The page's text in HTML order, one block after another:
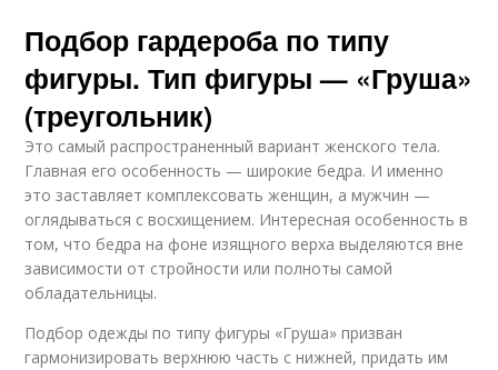
Подбор гардероба по типу
фигуры. Тип фигуры — «Груша»
(треугольник)
Это самый распространенный вариант женского тела.
Главная его особенность — широкие бедра. И именно
это заставляет комплексовать женщин, а мужчин —
оглядываться с восхищением. Интересная особенность в
том, что бедра на фоне изящного верха выделяются вне
зависимости от стройности или полноты самой
обладательницы.
Подбор одежды по типу фигуры «Груша» призван
гармонизировать верхнюю часть с нижней, придать им